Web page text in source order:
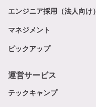
エンジニア採用（法人向け）
マネジメント
ピックアップ
運営サービス
テックキャンプ